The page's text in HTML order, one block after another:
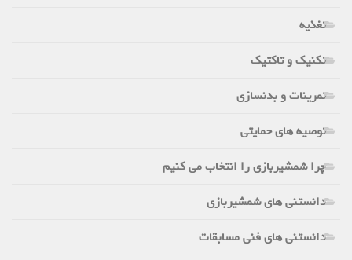
تغذیه
تکنیک و تاکتیک
تمرینات و بدنسازی
توصیه های حمایتی
چرا شمشیربازی را انتخاب می کنیم
دانستنی های شمشیربازی
دانستنی های فنی مسابقات